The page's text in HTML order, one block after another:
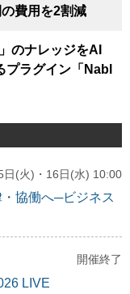
費用を2割減
のナレッジをAI
プラグイン「Nabl
日(火)・16日(水) 10:00
協働へ─ビジネス
開催終了
LIVE